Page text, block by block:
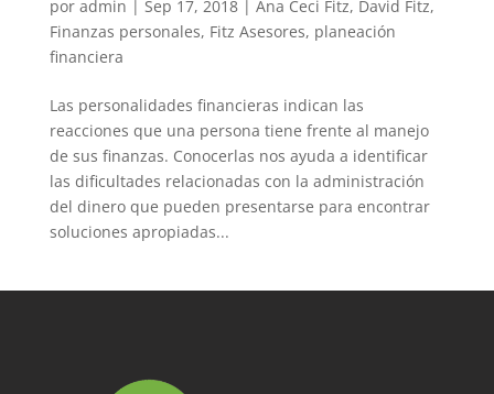
por admin | Sep 17, 2018| Ana Ceci Fitz, David Fitz,
Finanzas personales, Fitz Asesores, planeación
financiera
Las personalidades financieras indican las
reacciones que una persona tiene frente al manejo
de sus finanzas. Conocerlas nos ayuda a identificar
las dificultades relacionadas con la administración
del dinero que pueden presentarse para encontrar
soluciones apropiadas...